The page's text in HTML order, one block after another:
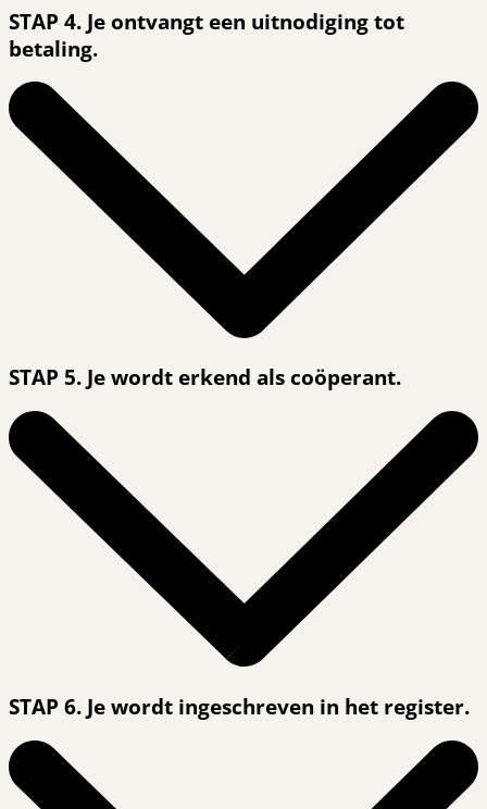
STAP 4. Je ontvangt een uitnodiging tot
betaling.
STAP 5. Je wordt erkend als coöperant.
STAP 6. Je wordt ingeschreven in het register.